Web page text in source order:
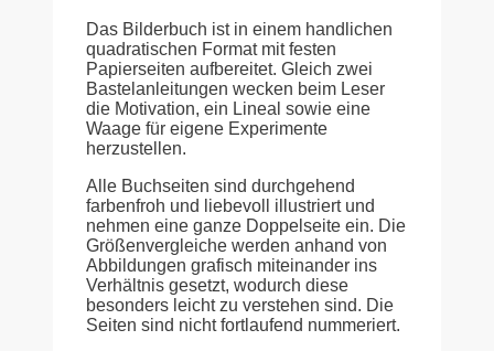
Das Bilderbuch ist in einem handlichen
quadratischen Format mit festen
Papierseiten aufbereitet. Gleich zwei
Bastelanleitungen wecken beim Leser
die Motivation, ein Lineal sowie eine
Waage für eigene Experimente
herzustellen.
Alle Buchseiten sind durchgehend
farbenfroh und liebevoll illustriert und
nehmen eine ganze Doppelseite ein. Die
Größenvergleiche werden anhand von
Abbildungen grafisch miteinander ins
Verhältnis gesetzt, wodurch diese
besonders leicht zu verstehen sind. Die
Seiten sind nicht fortlaufend nummeriert.